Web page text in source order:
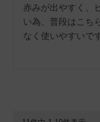
赤みが出やすく、
い為、普段はこち
なく使いやすいで